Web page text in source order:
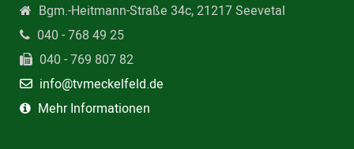
Bgm.-Heitmann-Straße 34c, 21217 Seevetal
040 - 768 49 25
040 - 769 807 82
info@tvmeckelfeld.de
Mehr Informationen